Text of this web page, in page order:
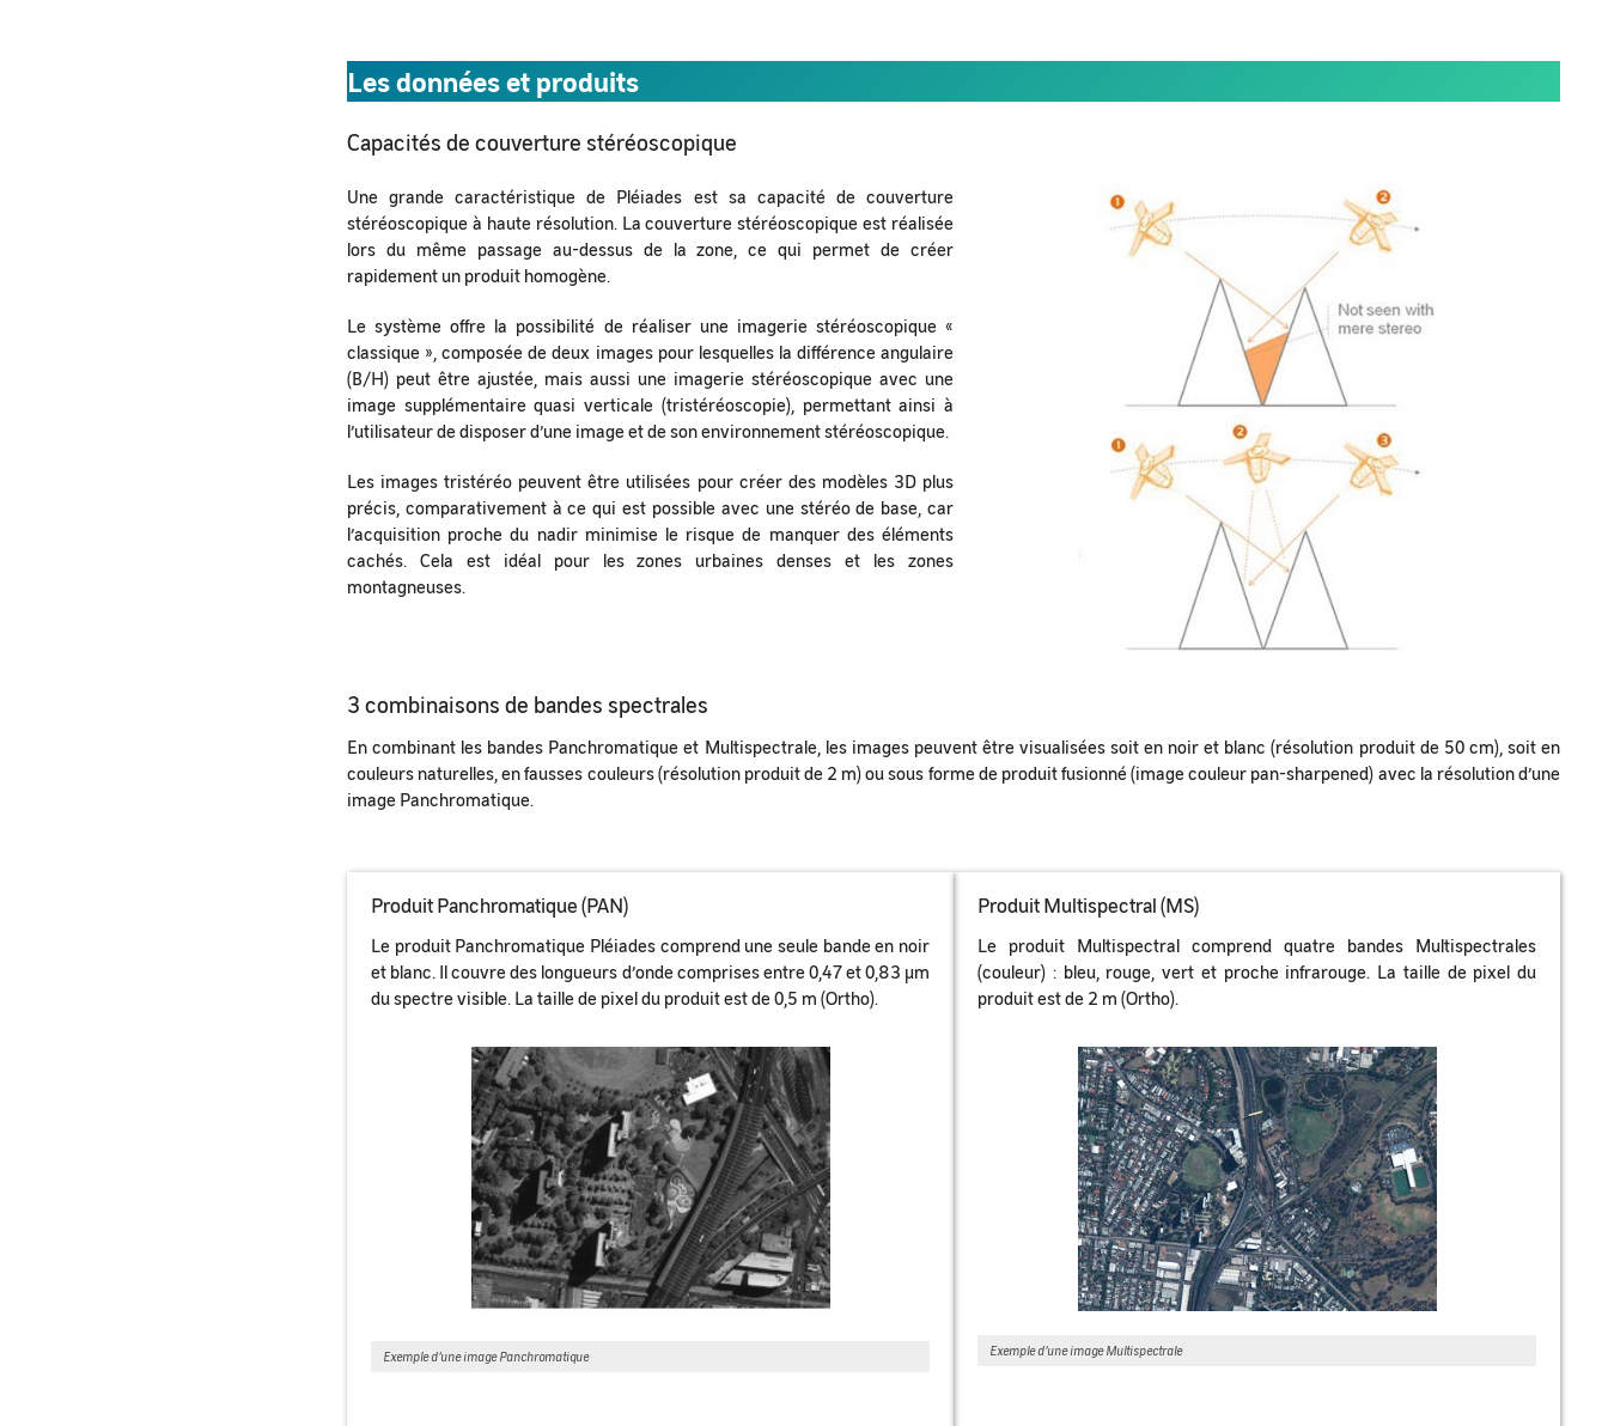
Les données et produits
Capacités de couverture stéréoscopique
Une grande caractéristique de Pléiades est sa capacité de couverture
stéréoscopique à haute résolution. La couverture stéréoscopique est réalisée
lors du même passage au-dessus de la zone, ce qui permet de créer
rapidement un produit homogène.
Le système offre la possibilité de réaliser une imagerie stéréoscopique «
classique », composée de deux images pour lesquelles la différence angulaire
(B/H) peut être ajustée, mais aussi une imagerie stéréoscopique avec une
image supplémentaire quasi verticale (tristéréoscopie), permettant ainsi à
l’utilisateur de disposer d’une image et de son environnement stéréoscopique.
Les images tristéréo peuvent être utilisées pour créer des modèles 3D plus
précis, comparativement à ce qui est possible avec une stéréo de base, car
l’acquisition proche du nadir minimise le risque de manquer des éléments
cachés. Cela est idéal pour les zones urbaines denses et les zones
montagneuses.
3 combinaisons de bandes spectrales
En combinant les bandes Panchromatique et Multispectrale, les images peuvent être visualisées soit en noir et blanc (résolution produit de 50 cm), soit en
couleurs naturelles, en fausses couleurs (résolution produit de 2 m) ou sous forme de produit fusionné (image couleur pan-sharpened) avec la résolution d’une
image Panchromatique.
Produit Panchromatique (PAN)
Le produit Panchromatique Pléiades comprend une seule bande en noir
et blanc. Il couvre des longueurs d’onde comprises entre 0,47 et 0,83 µm
du spectre visible. La taille de pixel du produit est de 0,5 m (Ortho).
Exemple d’une image Panchromatique
Produit Multispectral (MS)
Le produit Multispectral comprend quatre bandes Multispectrales
(couleur) : bleu, rouge, vert et proche infrarouge. La taille de pixel du
produit est de 2 m (Ortho).
Exemple d’une image Multispectrale